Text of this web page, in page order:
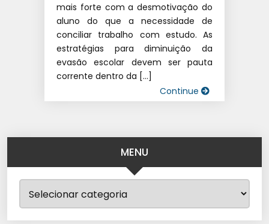
mais forte com a desmotivação do
aluno do que a necessidade de
conciliar trabalho com estudo. As
estratégias para diminuição da
evasão escolar devem ser pauta
corrente dentro da […]
Continue
MENU